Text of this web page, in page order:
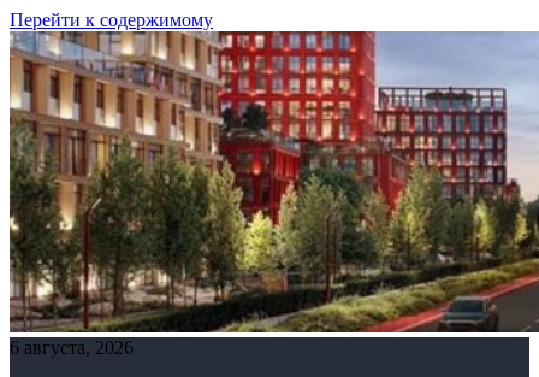
Перейти к содержимому
6 августа, 2026